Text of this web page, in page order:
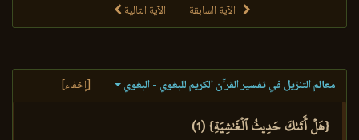
الآية السابقة الآية التالية
معالم التنزيل في تفسير القرآن الكريم للبغوي - البغوي [إخفاء]
{هَلۡ أَتَىٰكَ حَدِيثُ ٱلۡغَٰشِيَةِ} (1)